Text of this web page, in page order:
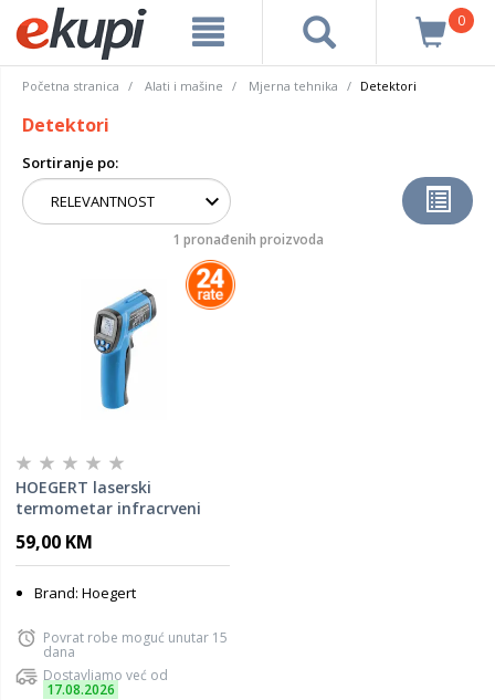
0
Početna stranica Alati i mašine Mjerna tehnika Detektori
Detektori
Sortiranje po:
1 pronađenih proizvoda
HOEGERT laserski
termometar infracrveni
59,00 KM
Brand: Hoegert
Povrat robe moguć unutar 15
dana
Dostavljamo već od
17.08.2026